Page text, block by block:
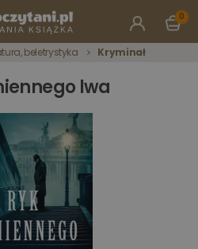
0
beletrystyka Kryminał
lwa